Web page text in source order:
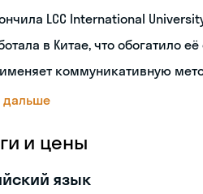
LCC International
в Китае, что обогатило
коммуникативную
дальше
и цены
язык